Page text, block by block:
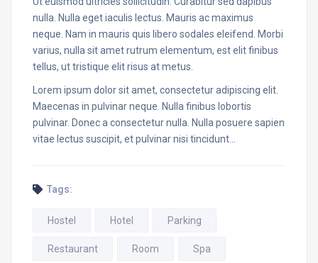
nulla. Nulla eget iaculis lectus. Mauris ac maximus
neque. Nam in mauris quis libero sodales eleifend. Morbi
varius, nulla sit amet rutrum elementum, est elit finibus
tellus, ut tristique elit risus at metus.
Lorem ipsum dolor sit amet, consectetur adipiscing elit.
Maecenas in pulvinar neque. Nulla finibus lobortis
pulvinar. Donec a consectetur nulla. Nulla posuere sapien
vitae lectus suscipit, et pulvinar nisi tincidunt…
Tags:
Hostel Hotel Parking
Restaurant Room Spa